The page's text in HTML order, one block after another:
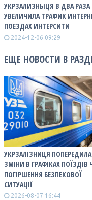
УКРЗАЛИЗНЫЦЯ В ДВА РАЗА
УВЕЛИЧИЛА ТРАФИК
ПОЕЗДАХ ИНТЕРСИТИ
2024-12-06 09:29
ЕЩЕ НОВОСТИ В
УКРЗАЛІЗНИЦЯ
ЗМІНИ В ГРАФІКАХ ПОЇЗДІВ
ПОГІРШЕННЯ БЕЗПЕКОВОЇ
СИТУАЦІЇ
2026-08-07 16:44